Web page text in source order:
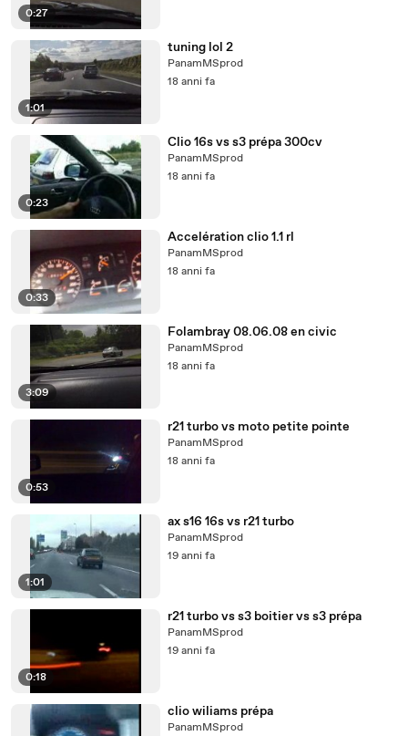
0:27
1:01
tuning lol 2
PanamMSprod
18 anni fa
0:23
Clio 16s vs s3 prépa 300cv
PanamMSprod
18 anni fa
0:33
Accelération clio 1.1 rl
PanamMSprod
18 anni fa
3:09
Folambray 08.06.08 en civic
PanamMSprod
18 anni fa
0:53
r21 turbo vs moto petite pointe
PanamMSprod
18 anni fa
1:01
ax s16 16s vs r21 turbo
PanamMSprod
19 anni fa
0:18
r21 turbo vs s3 boitier vs s3 prépa
PanamMSprod
19 anni fa
clio wiliams prépa
PanamMSprod